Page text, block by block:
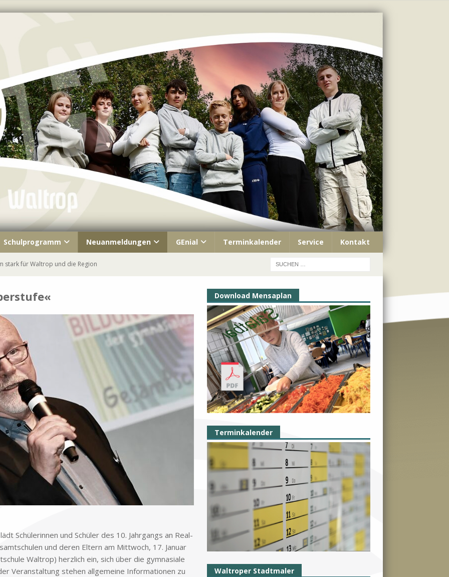
Schulprogramm Neuanmeldungen GEnial Terminkalender Service Kontakt
stark für Waltrop und die Region
unterwegs
Kennenlernfest
– immer Teil unserer GEschichte
Schü­le­rin­nen und Schü­ler des 10. Jahr­gangs an Re­al­
und de­ren El­tern am Mitt­woch, 17. Ja­nu­ar
Wal­trop) herz­lich ein, sich über die gym­na­sia­le
Ver­an­stal­tung ste­hen all­ge­mei­ne In­for­ma­tio­nen zu
Download Mensaplan
Terminkalender
Waltroper Stadtmaler